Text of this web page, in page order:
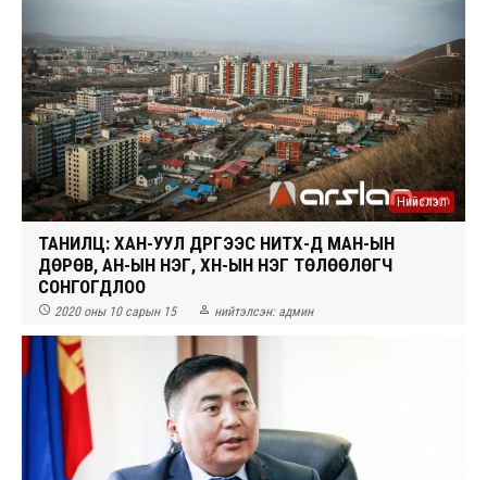
Нийслэл
ТАНИЛЦ: ХАН-УУЛ ДҮҮРГЭЭС НИТХ-Д МАН-ЫН
ДӨРӨВ, АН-ЫН НЭГ, ХҮН-ЫН НЭГ ТӨЛӨӨЛӨГЧ
СОНГОГДЛОО
 2020 оны 10 сарын 15  нийтэлсэн: админ